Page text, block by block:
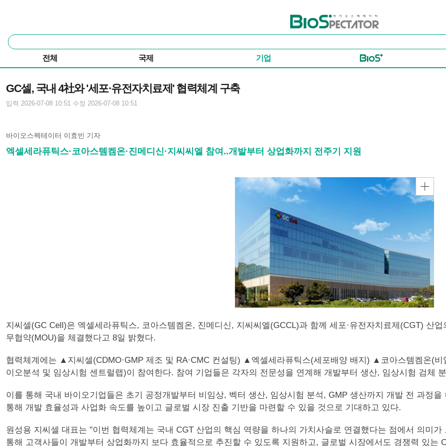
바이오스펙테이터
통
합
색
전체 국제 기업
GC셀, 국내 4社와 '세포·유전자치료제' 협력체계 구축
입력 2026-07-08 10:51 수정 2026-07-08 10:51
바이오스펙테이터 이효빈 기자
엑셀세라퓨틱스·코아스템켐온·진메디신·지씨씨엘 참여..개발부터 상업화까지 전주기 지원
지씨셀(GC Cell)은 엑셀세라퓨틱스, 코아스템켐온, 진메디신, 지씨씨엘(GCCL)과 함께 세포·유전자치료제(CGT) 산
무협약(MOU)을 체결했다고 8일 밝혔다.
협력체계에는 ▲지씨셀(CDMO·GMP 제조 및 RA·CMC 컨설팅) ▲엑셀세라퓨틱스(세포배양 배지) ▲코아스템켐온(
이오분석 및 임상시험 센트럴랩)이 참여한다. 참여 기업들은 각자의 전문성을 연계해 개발부터 생산, 임상시험 검체
이를 통해 국내 바이오기업들은 초기 공정개발부터 비임상, 벡터 생산, 임상시험 분석, GMP 생산까지 개발 전 과정
통해 개발 효율성과 사업화 속도를 높이고 글로벌 시장 진출 기반을 마련할 수 있을 것으로 기대하고 있다.
원성용 지씨셀 대표는 "이번 협력체계는 국내 CGT 산업의 핵심 역량을 하나의 가치사슬로 연결했다는 점에서 의미
통해 고객사들이 개발부터 상업화까지 보다 효율적으로 추진할 수 있도록 지원하고, 글로벌 시장에서도 경쟁력 있는